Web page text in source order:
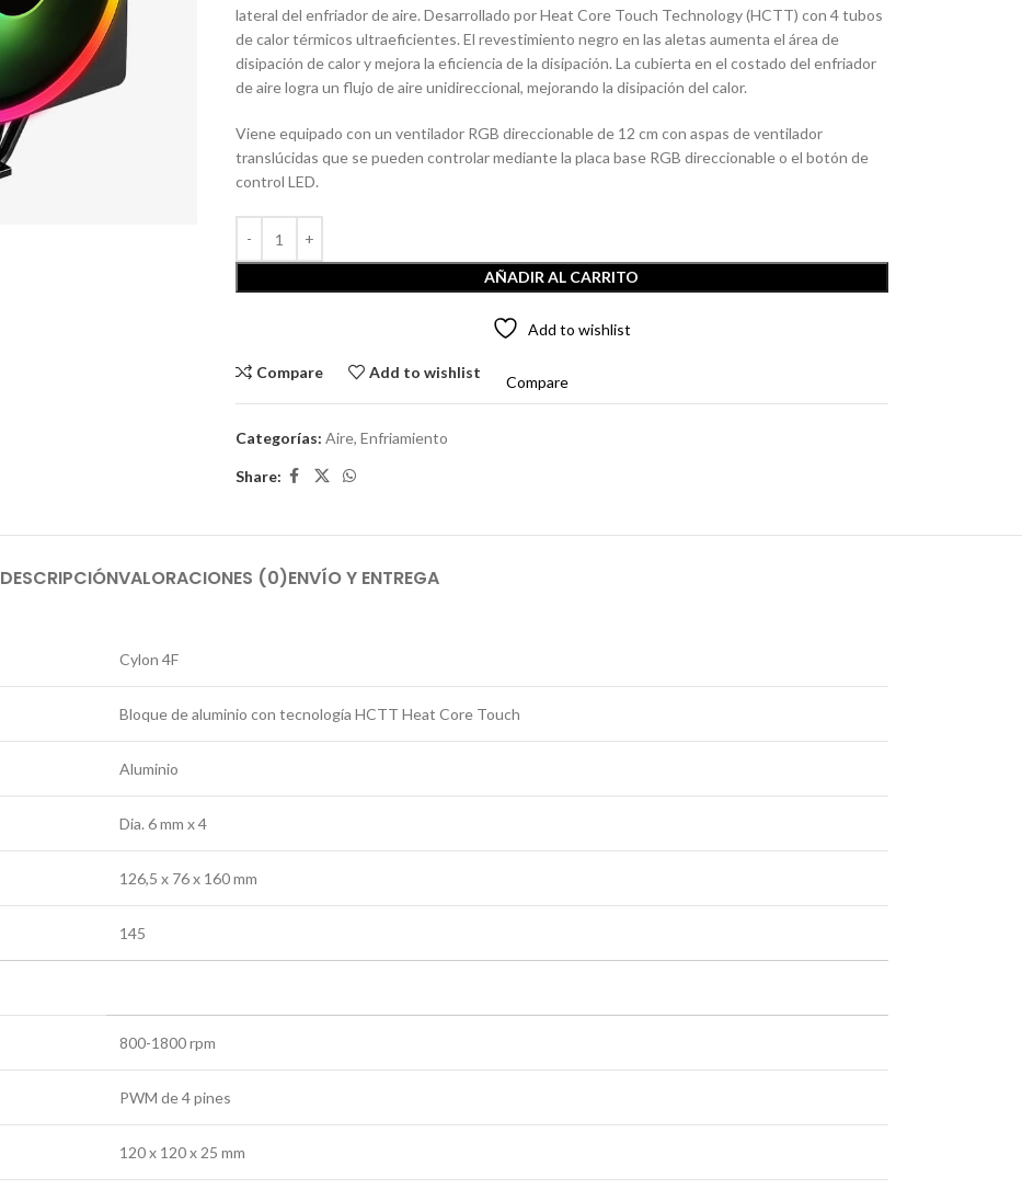
lateral del enfriador de aire. Desarrollado por Heat Core Touch Technology (HCTT) con 4 tubos
de calor térmicos ultraeficientes. El revestimiento negro en las aletas aumenta el área de
disipación de calor y mejora la eficiencia de la disipación. La cubierta en el costado del enfriador
de aire logra un flujo de aire unidireccional, mejorando la disipación del calor.
Viene equipado con un ventilador RGB direccionable de 12 cm con aspas de ventilador
translúcidas que se pueden controlar mediante la placa base RGB direccionable o el botón de
control LED.
AÑADIR AL CARRITO
Add to wishlist
Compare Add to wishlist
Compare
Categorías: Aire, Enfriamiento
Share:
DESCRIPCIÓNVALORACIONES (0)ENVÍO Y ENTREGA
Cylon 4F
Bloque de aluminio con tecnología HCTT Heat Core Touch
Aluminio
Dia. 6 mm x 4
126,5 x 76 x 160 mm
145
800-1800 rpm
PWM de 4 pines
120 x 120 x 25 mm